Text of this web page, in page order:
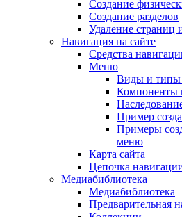
Создание
Создание разделов
Удаление страниц
Навигация на сайте
Средства
Меню
Виды и
Компоненты
Пример
Примеры
меню
Карта сайта
Цепочка
Медиабиблиотека
Медиабиблиотека
Предварительная